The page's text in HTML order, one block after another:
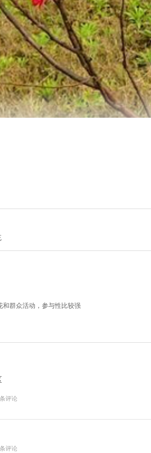
群众活动，参与性比较强
评论
评论